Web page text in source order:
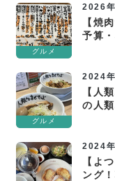
グルメ
2026
【焼
予算
グルメ
2024
【人
の人
2024
【よ
ング